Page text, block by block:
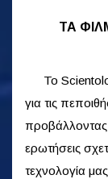
ΤΑ
Το
για τις
ερωτήσεις
τεχνολογία